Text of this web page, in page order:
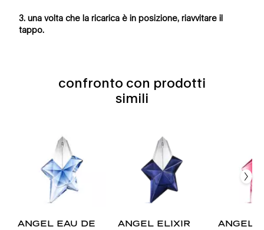
3. una volta che la ricarica è in posizione, riavvitare il
tappo.
confronto con prodotti similiconfronto con prodotti
simili
angel eau de
angel elixir
angel